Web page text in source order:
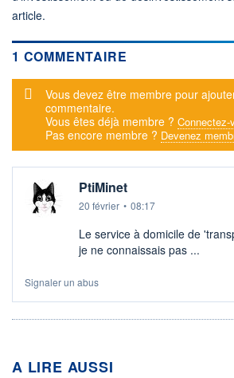
article.
1 COMMENTAIRE
Message d'alerte
Vous devez être membre pour
commentaire.
Vous êtes déjà membre ? Connectez-
Pas encore membre ? Devenez
PtiMinet
20 février • 08:17
Le service à domicile de
je ne connaissais pas ...
Signaler un abus
A LIRE AUSSI